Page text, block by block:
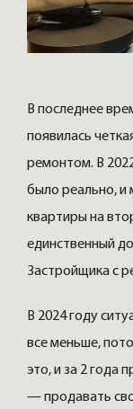
В последнее
появилась
ремонтом. В
было реально, и
квартиры на
единственный
Застройщика c
В 2024 году
все меньше,
это, и за 2 года
— продавать